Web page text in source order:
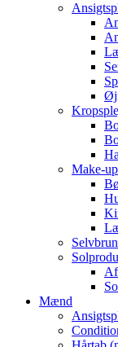
Make-up
Mænd